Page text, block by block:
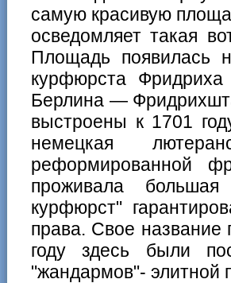
самую красивую
осведомляет такая
Площадь появилась
курфюрста
Берлина —
выстроены к 1701
немецкая
реформированной
проживала
курфюрст"
права. Свое название
году здесь были
"жандармов"- элитной